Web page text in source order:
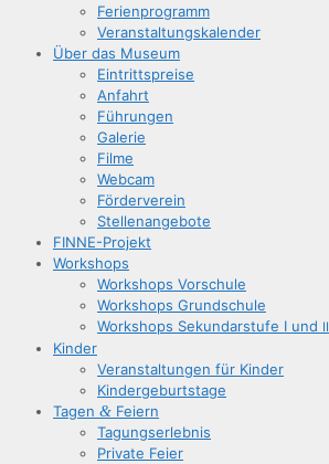
Feri­en­pro­gramm
Ver­an­stal­tungs­ka­len­der
Über das Museum
Ein­tritts­prei­se
Anfahrt
Füh­run­gen
Gale­rie
Fil­me
Web­cam
För­der­ver­ein
Stel­len­an­ge­bo­te
FIN­­NE-Pro­­jekt
Work­shops
Work­shops Vorschule
Work­shops Grundschule
Work­shops Sekun­dar­stu­fe I und II
Kin­der
Ver­an­stal­tun­gen für Kinder
Kin­der­ge­burts­ta­ge
Tagen & Feiern
Tagungs­er­leb­nis
Pri­va­te Feier